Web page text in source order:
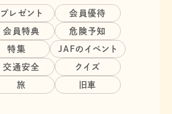
プレゼント 会員優待
会員特典 危険予知
特集 JAFのイベント
交通安全 クイズ
旅 旧車